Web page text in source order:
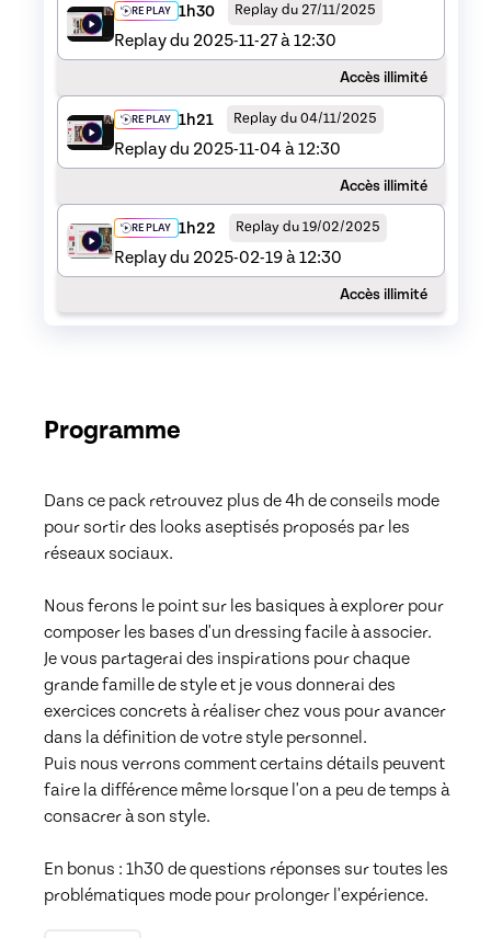
REPLAY 1h30 Replay du 27/11/2025
Replay du 2025-11-27 à 12:30
Accès illimité
REPLAY 1h21 Replay du 04/11/2025
Replay du 2025-11-04 à 12:30
Accès illimité
REPLAY 1h22 Replay du 19/02/2025
Replay du 2025-02-19 à 12:30
Accès illimité
Programme
Dans ce pack retrouvez plus de 4h de conseils mode
pour sortir des looks aseptisés proposés par les
réseaux sociaux.
Nous ferons le point sur les basiques à explorer pour
composer les bases d'un dressing facile à associer.
Je vous partagerai des inspirations pour chaque
grande famille de style et je vous donnerai des
exercices concrets à réaliser chez vous pour avancer
dans la définition de votre style personnel.
Puis nous verrons comment certains détails peuvent
faire la différence même lorsque l'on a peu de temps à
consacrer à son style.
En bonus : 1h30 de questions réponses sur toutes les